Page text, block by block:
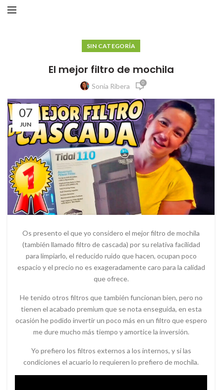
SIN CATEGORÍA
El mejor filtro de mochila
Sonia Ribera 0
07
JUN
Os presento el que yo considero el mejor filtro de mochila
(también llamado filtro de cascada) por su relativa facilidad
para limpiarlo, el reducido ruido que hacen, ocupan poco
espacio y el precio no es exageradamente caro para la calidad
que ofrece.
He tenido otros filtros que también funcionan bien, pero no
tienen el acabado premium que se nota enseguida, en esta
ocasión he podido invertir un poco más en un filtro que espero
me dure mucho más tiempo y amortice la inversión.
Yo prefiero los filtros externos a los internos, y si las
condiciones el acuario lo requieren lo prefiero de mochila.